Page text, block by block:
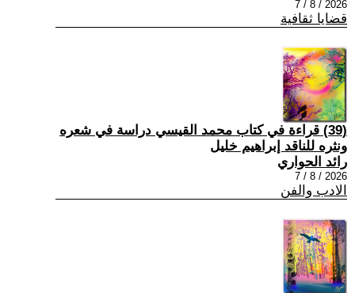
2026 / 8 / 7
قضايا ثقافية
(39) قراءة في كتاب محمد القيسي دراسة في شعره
ونثره للناقد إبراهيم خليل
رائد الحواري
2026 / 8 / 7
الادب والفن